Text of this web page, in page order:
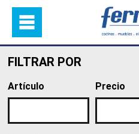
Pasar al contenido principal
FILTRAR POR
Artículo Precio